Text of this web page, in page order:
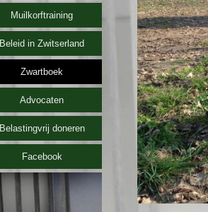
Muilkorftraining
Beleid in Zwitserland
Zwartboek
Advocaten
Belastingvrij doneren
Facebook